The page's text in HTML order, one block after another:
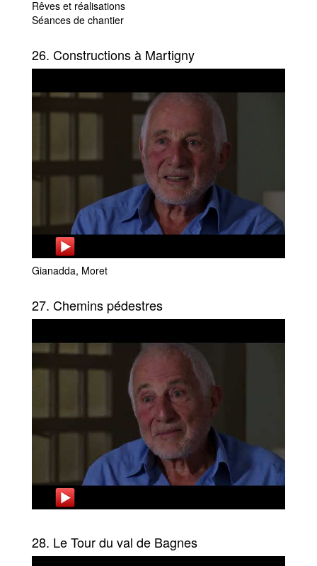
Rêves et réalisations
Séances de chantier
26. Constructions à Martigny
Gianadda, Moret
27. Chemins pédestres
28. Le Tour du val de Bagnes